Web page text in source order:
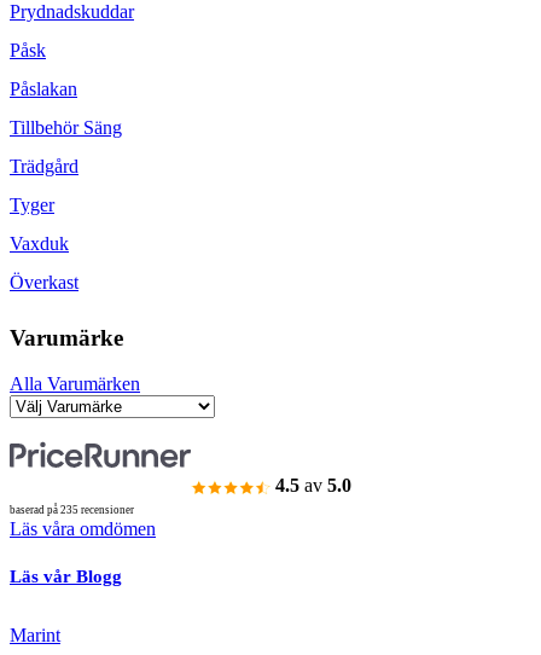
Prydnadskuddar
Påsk
Påslakan
Tillbehör Säng
Trädgård
Tyger
Vaxduk
Överkast
Varumärke
Alla Varumärken
4.5 av 5.0
baserad på 235 recensioner
Läs våra omdömen
Läs vår Blogg
Marint